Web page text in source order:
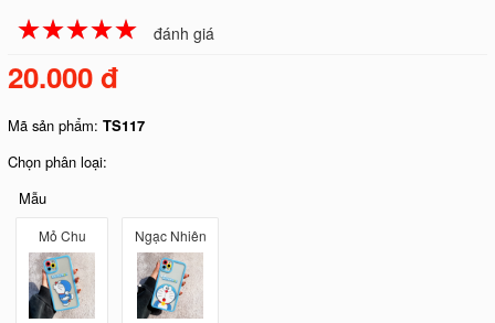
☆☆☆☆☆
★★★★★ đánh giá
20.000 đ
Mã sản phẩm:TS117
Chọn phân loại:
Mẫu
Mỏ Chu Ngạc Nhiên